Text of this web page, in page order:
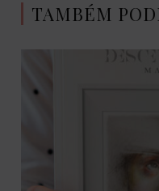
TAMBÉM